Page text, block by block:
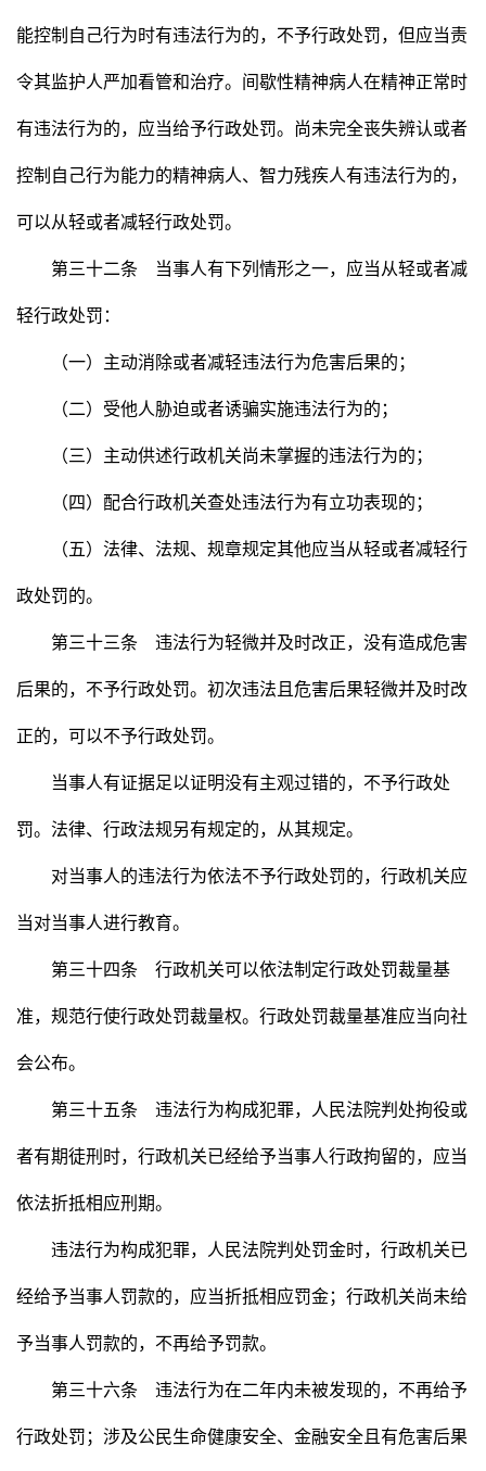
能控制自己行为时有违法行为的，不予行政处罚，但应当责
令其监护人严加看管和治疗。间歇性精神病人在精神正常时
有违法行为的，应当给予行政处罚。尚未完全丧失辨认或者
控制自己行为能力的精神病人、智力残疾人有违法行为的，
可以从轻或者减轻行政处罚。
第三十二条 当事人有下列情形之一，应当从轻或者减
轻行政处罚：
（一）主动消除或者减轻违法行为危害后果的；
（二）受他人胁迫或者诱骗实施违法行为的；
（三）主动供述行政机关尚未掌握的违法行为的；
（四）配合行政机关查处违法行为有立功表现的；
（五）法律、法规、规章规定其他应当从轻或者减轻行
政处罚的。
第三十三条 违法行为轻微并及时改正，没有造成危害
后果的，不予行政处罚。初次违法且危害后果轻微并及时改
正的，可以不予行政处罚。
当事人有证据足以证明没有主观过错的，不予行政处
罚。法律、行政法规另有规定的，从其规定。
对当事人的违法行为依法不予行政处罚的，行政机关应
当对当事人进行教育。
第三十四条 行政机关可以依法制定行政处罚裁量基
准，规范行使行政处罚裁量权。行政处罚裁量基准应当向社
会公布。
第三十五条 违法行为构成犯罪，人民法院判处拘役或
者有期徒刑时，行政机关已经给予当事人行政拘留的，应当
依法折抵相应刑期。
违法行为构成犯罪，人民法院判处罚金时，行政机关已
经给予当事人罚款的，应当折抵相应罚金；行政机关尚未给
予当事人罚款的，不再给予罚款。
第三十六条 违法行为在二年内未被发现的，不再给予
行政处罚；涉及公民生命健康安全、金融安全且有危害后果